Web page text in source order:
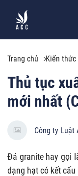
Trang chủ Kiến
Thủ tục
mới nhất
Công ty Luật
Đá granite hay gọi
dạng hạt có kết